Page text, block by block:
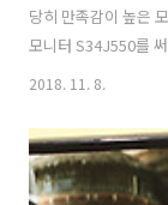
당히 만족감이 높은
모니터 S34J550를
보다는 이 모니터를
격이 많이 좋아졌네
반사가 없는 타입의
다면 비교적 좁은 공
2018. 11. 8.